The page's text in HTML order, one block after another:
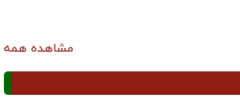
مشاهده همه